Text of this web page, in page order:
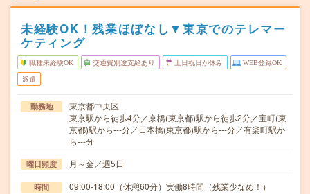
未経験OK！残業ほぼなし▼東京でのテレマー
ケティング
職種未経験OK 交通費別途支給あり 土日祝日が休み WEB登録OK
派遣
勤務地
東京都中央区
東京駅から徒歩4分／京橋(東京都)駅から徒歩2分／宝町(東
京都)駅から---分／日本橋(東京都)駅から---分／有楽町駅か
ら---分
曜日頻度 月～金／週5日
時間 09:00-18:00（休憩60分）実働8時間（残業少なめ！）